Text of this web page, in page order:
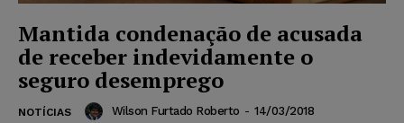
Mantida condenação de acusada
de receber indevidamente o
seguro desemprego
NOTÍCIAS Wilson Furtado Roberto - 14/03/2018